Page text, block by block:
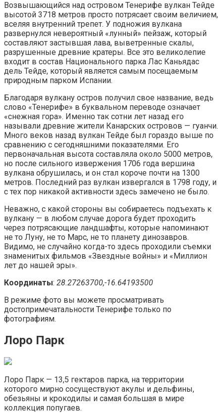
Возвышающийся над островом Тенерифе вулкан Тейде
высотой 3718 метров просто потрясает своим величием,
вселяя внутренний трепет. У подножия вулкана
развернулся невероятный «лунный» пейзаж, который
составляют застывшая лава, выветренные скалы,
разрушенные древние кратеры. Все это великолепие
входит в состав Национального парка Лас Каньядас
дель Тейде, который является самым посещаемым
природным парком Испании.
Благодаря вулкану остров получил свое название, ведь
слово «Тенерифе» в буквальном переводе означает
«снежная гора». Именно так сотни лет назад его
называли древние жители Канарских островов — гуанчи.
Много веков назад вулкан Тейде был гораздо выше по
сравнению с сегодняшними показателями. Его
первоначальная высота составляла около 5000 метров,
но после сильного извержения 1706 года вершина
вулкана обрушилась, и он стал короче почти на 1300
метров. Последний раз вулкан извергался в 1798 году, и
с тех пор никакой активности здесь замечено не было.
Неважно, с какой стороны вы собираетесь подъехать к
вулкану — в любом случае дорога будет проходить
через потрясающие ландшафты, которые напоминают
не то Луну, не то Марс, не то планету динозавров.
Видимо, не случайно когда-то здесь проходили съемки
знаменитых фильмов «Звездные войны» и «Миллион
лет до нашей эры».
Координаты: 28.27263700,-16.64193500
В режиме фото вы можете просматривать
достопримечатальности Тенерифе только по
фотографиям.
Лоро Парк
Лоро Парк — 13,5 гектаров парка, на территории
которого мирно сосуществуют акулы и дельфины,
обезьяны и крокодилы и самая большая в мире
коллекция попугаев.